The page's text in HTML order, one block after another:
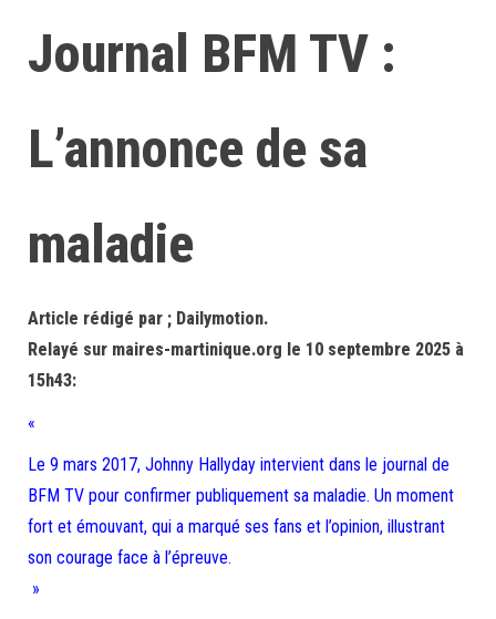
Journal BFM TV :
L’annonce de sa
maladie
Article rédigé par ; Dailymotion.
Relayé sur maires-martinique.org le 10 septembre 2025 à
15h43:
«
Le 9 mars 2017, Johnny Hallyday intervient dans le journal de
BFM TV pour confirmer publiquement sa maladie. Un moment
fort et émouvant, qui a marqué ses fans et l’opinion, illustrant
son courage face à l’épreuve.
»